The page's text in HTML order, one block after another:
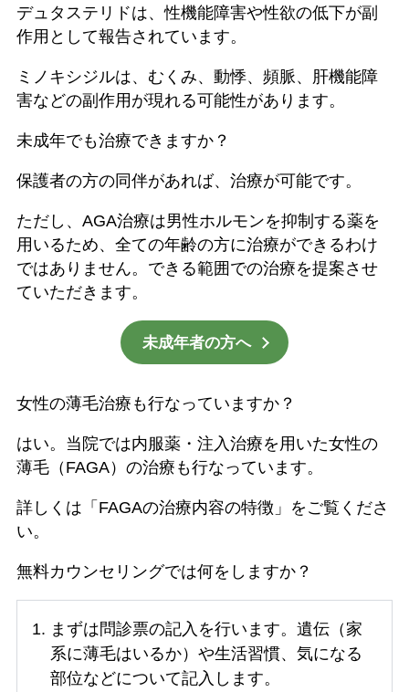
デュタステリドは、性機能障害や性欲の低下が副
作用として報告されています。
ミノキシジルは、むくみ、動悸、頻脈、肝機能障
害などの副作用が現れる可能性があります。
未成年でも治療できますか？
保護者の方の同伴があれば、治療が可能です。
ただし、AGA治療は男性ホルモンを抑制する薬を
用いるため、全ての年齢の方に治療ができるわけ
ではありません。できる範囲での治療を提案させ
ていただきます。
未成年者の方へ
女性の薄毛治療も行なっていますか？
はい。当院では内服薬・注入治療を用いた女性の
薄毛（FAGA）の治療も行なっています。
詳しくは「FAGAの治療内容の特徴」をご覧くださ
い。
無料カウンセリングでは何をしますか？
まずは問診票の記入を行います。遺伝（家
系に薄毛はいるか）や生活習慣、気になる
部位などについて記入します。